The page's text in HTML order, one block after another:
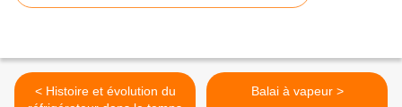
< Histoire et évolution du
Balai à vapeur >